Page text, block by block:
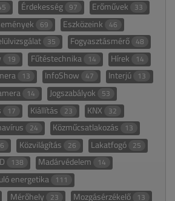
Érdekesség 97 Erőművek 33
69 Eszközeink 46
35 Fogyasztásmérő 48
19 Fűtéstechnika 14 Hírek 14
13 InfoShow 47 Interjú 13
14 Jogszabályok 53
17 Kiállítás 23 KNX 32
24 Közműcsatlakozás 13
Közvilágítás 26 Lakatfogó 25
138 Madárvédelem 14
energetika 111
Mérőhely 23 Mozgásérzékelő 13